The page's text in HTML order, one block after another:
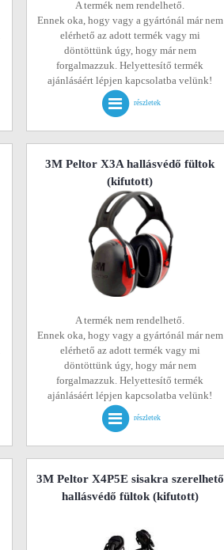
A termék nem rendelhető.
Ennek oka, hogy vagy a gyártónál már nem
elérhető az adott termék vagy mi
döntöttünk úgy, hogy már nem
forgalmazzuk. Helyettesítő termék
ajánlásáért lépjen kapcsolatba velünk!
részletek
3M Peltor X3A hallásvédő fültok
(kifutott)
A termék nem rendelhető.
Ennek oka, hogy vagy a gyártónál már nem
elérhető az adott termék vagy mi
döntöttünk úgy, hogy már nem
forgalmazzuk. Helyettesítő termék
ajánlásáért lépjen kapcsolatba velünk!
részletek
3M Peltor X4P5E sisakra szerelhető
hallásvédő fültok(kifutott)